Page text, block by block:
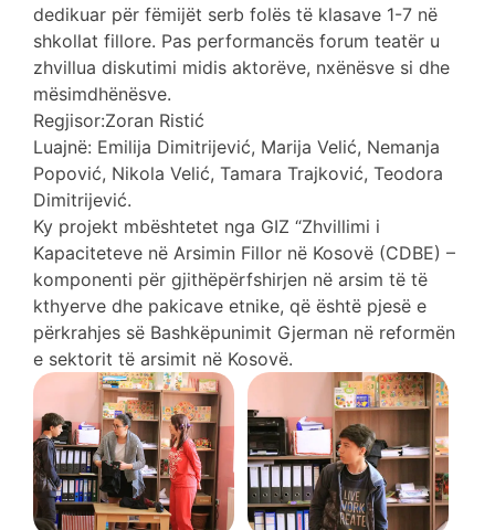
dedikuar për fëmijët serb folës të klasave 1-7 në
shkollat fillore. Pas performancës forum teatër u
zhvillua diskutimi midis aktorëve, nxënësve si dhe
mësimdhënësve.
Regjisor:Zoran Ristić
Luajnë: Emilija Dimitrijević, Marija Velić, Nemanja
Popović, Nikola Velić, Tamara Trajković, Teodora
Dimitrijević.
Ky projekt mbështetet nga GIZ “Zhvillimi i
Kapaciteteve në Arsimin Fillor në Kosovë (CDBE) –
komponenti për gjithëpërfshirjen në arsim të të
kthyerve dhe pakicave etnike, që është pjesë e
përkrahjes së Bashkëpunimit Gjerman në reformën
e sektorit të arsimit në Kosovë.